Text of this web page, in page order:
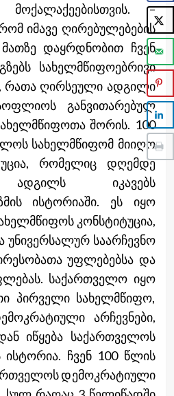
–
იმავე ღირებულებების
დაყრდნობით ჩვენ
სახელმწიფოებრივი
რათა ღირსეული ადგილი
განვითარებულ
შორის. 100
სახელმწიფომ მიიღო
რომელიც დღემდე
ადგილს იკავებს
ისტორიაში. ეს იყო
კონსტიტუცია,
საარჩევნო
უფლებებსა და
საქართველო იყო
პირველი სახელმწიფო,
არჩევნები,
იწყება საქართველოს
ისტორია. ჩვენ 100 წლის
დემოკრატიული